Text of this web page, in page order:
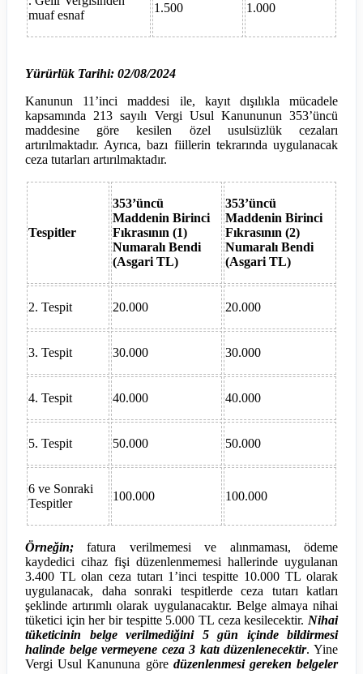
muaf esnaf
1.500 1.000
Yürürlük Tarihi: 02/08/2024
Kanunun 11’inci maddesi ile, kayıt dışılıkla mücadele
kapsamında 213 sayılı Vergi Usul Kanununun 353’üncü
maddesine göre kesilen özel usulsüzlük cezaları
artırılmaktadır. Ayrıca, bazı fiillerin tekrarında uygulanacak
ceza tutarları artırılmaktadır.
Tespitler
353’üncü
Maddenin Birinci
Fıkrasının (1)
Numaralı Bendi
(Asgari TL)
353’üncü
Maddenin Birinci
Fıkrasının (2)
Numaralı Bendi
(Asgari TL)
2. Tespit 20.000 20.000
3. Tespit 30.000 30.000
4. Tespit 40.000 40.000
5. Tespit 50.000 50.000
6 ve Sonraki
Tespitler
100.000 100.000
Örneğin; fatura verilmemesi ve alınmaması, ödeme
kaydedici cihaz fişi düzenlenmemesi hallerinde uygulanan
3.400 TL olan ceza tutarı 1’inci tespitte 10.000 TL olarak
uygulanacak, daha sonraki tespitlerde ceza tutarı katları
şeklinde artırımlı olarak uygulanacaktır. Belge almaya nihai
tüketici için her bir tespitte 5.000 TL ceza kesilecektir. Nihai
tüketicinin belge verilmediğini 5 gün içinde bildirmesi
halinde belge vermeyene ceza 3 katı düzenlenecektir. Yine
Vergi Usul Kanununa göre düzenlenmesi gereken belgeler